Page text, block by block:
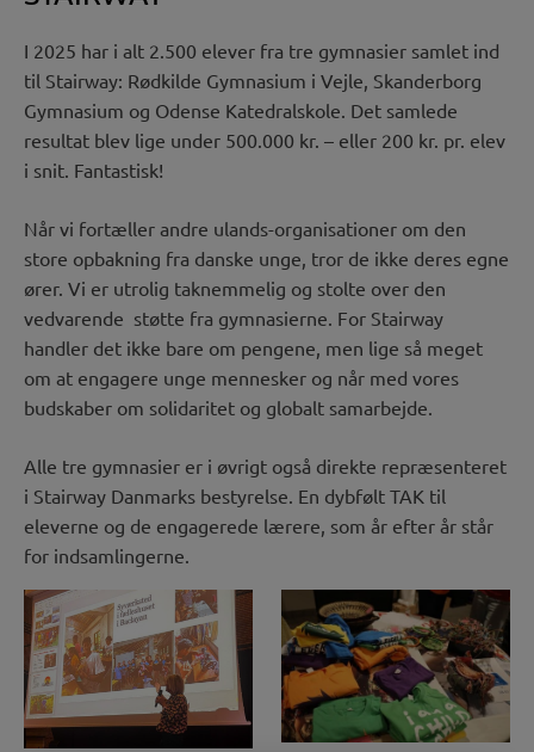
I 2025 har i alt 2.500 elever fra tre gymnasier samlet ind
til Stairway: Rødkilde Gymnasium i Vejle, Skanderborg
Gymnasium og Odense Katedralskole. Det samlede
resultat blev lige under 500.000 kr. – eller 200 kr. pr. elev
i snit. Fantastisk!
Når vi fortæller andre ulands-organisationer om den
store opbakning fra danske unge, tror de ikke deres egne
ører. Vi er utrolig taknemmelig og stolte over den
vedvarende støtte fra gymnasierne. For Stairway
handler det ikke bare om pengene, men lige så meget
om at engagere unge mennesker og når med vores
budskaber om solidaritet og globalt samarbejde.
Alle tre gymnasier er i øvrigt også direkte repræsenteret
i Stairway Danmarks bestyrelse. En dybfølt TAK til
eleverne og de engagerede lærere, som år efter år står
for indsamlingerne.